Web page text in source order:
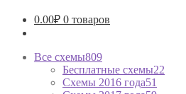
0.00₽ 0 товаров
Все схемы809
Бесплатные схемы22
Схемы 2016 года51